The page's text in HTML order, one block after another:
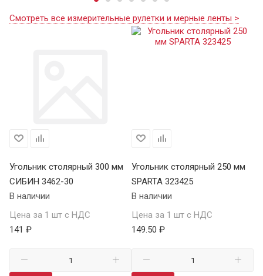
Смотреть все измерительные рулетки и мерные ленты >
Угольник столярный 300 мм
СИБИН 3462-30
В наличии
Цена за 1 шт с НДС
141 ₽
Угольник столярный 250 мм
SPARTA 323425
В наличии
Цена за 1 шт с НДС
149.50 ₽